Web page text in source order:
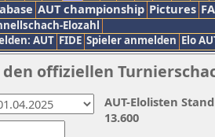
AUT championship Pictures
Elozahl
AUT FIDE Spieler anmelden Elo
offiziellen
AUT-Elolisten
13.600